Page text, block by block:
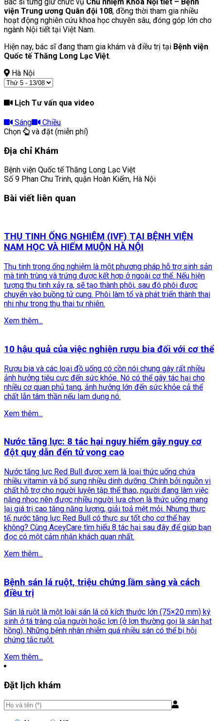
Bác sĩ từng giữ chức vụ Chủ nhiệm Khoa Nội tiết – Bệnh
viện Trung ương Quân đội 108, đồng thời tham gia nhiều
hoạt động nghiên cứu khoa học chuyên sâu, đóng góp lớn cho
ngành Nội tiết tại Việt Nam.
Hiện nay, bác sĩ đang tham gia khám và điều trị tại Bệnh viện
Quốc tế Thăng Long Lạc Việt.
Hà Nội
Lịch Tư vấn qua video
Sáng
Chiều
Chọn
và đặt (miễn phí)
Địa chỉ Khám
Bệnh viện Quốc tế Thăng Long Lạc Việt
Số 9 Phan Chu Trinh, quận Hoàn Kiếm, Hà Nội
Bài viết liên quan
THỤ TINH ỐNG NGHIỆM (IVF) TẠI BỆNH VIỆN
NAM HỌC VÀ HIẾM MUỘN HÀ NỘI
Thụ tinh trong ống nghiệm là một phương pháp hỗ trợ sinh sản
mà tinh trùng và trứng được kết hợp ở ngoài cơ thể. Nếu hiện
tượng thụ tinh xảy ra, sẽ tạo thành phôi, sau đó phôi được
chuyển vào buồng tử cung. Phôi làm tổ và phát triển thành thai
nhi như trong thụ thai tự nhiên.
Xem thêm...
10 hậu quả của việc nghiện rượu bia đối với cơ thể
Rượu bia và các loại đồ uống có cồn nói chung gây rất nhiều
ảnh hưởng tiêu cực đến sức khỏe. Nó có thể gây tác hại cho
nhiều cơ quan phủ tạng, ảnh hưởng lớn đến sức khỏe cả thể
chất lẫn tâm thần nếu lạm dụng nó.
Xem thêm...
Nước tăng lực: 8 tác hại nguy hiểm gây nguy cơ
đột quỵ dẫn đến tử vong cao
Nước tăng lực Red Bull được xem là loại thức uống chứa
nhiều vitamin và bổ sung nhiều dinh dưỡng. Chính bởi nguồn vi
chất hỗ trợ cho người luyện tập thể thao, người đang làm việc
nặng nhọc nên được nhiều người lựa chọn là thức uống mang
lại giá trị cao tăng năng lượng, giải toả mệt mỏi. Nhưng thực
tế, nước tăng lực Red Bull có thực sự tốt cho cơ thể hay
không? Cùng AceyCare tìm hiểu 8 tác hại sau đây để giúp bạn
đọc có một cảm nhận khách quan nhất.
Xem thêm...
Bệnh sán lá ruột, triệu chứng lầm sàng và cách
điều trị
Sán lá ruột là một loài sán lá có kích thước lớn (75×20 mm) ký
sinh ở tá tràng của người hoặc lợn (ở lợn thường gọi là sán hạt
hồng). Những bệnh nhân nhiễm quá nhiều sán có thể bị hội
chứng tắc ruột.
Xem thêm...
Đặt lịch khám